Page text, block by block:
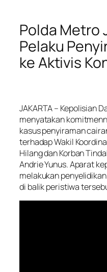
Polda Metro
Pelaku
ke Aktivis
JAKARTA– Kepolisian
menyatakan
kasus penyiraman
terhadap Wakil
Hilang dan Korban
Andrie Yunus. Aparat
melakukan
di balik peristiwa